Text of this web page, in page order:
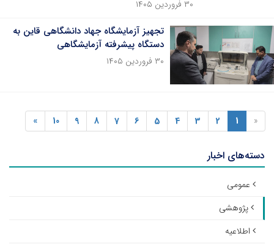
۳۰ فروردین ۱۴۰۵
تجهیز آزمایشگاه جهاد دانشگاهی قاین به
دستگاه پیشرفته آزمایشگاهی
۳۰ فروردین ۱۴۰۵
«
1
2
3
4
5
6
7
8
9
10
»
دسته‌های اخبار
عمومی
پژوهشی
اطلاعیه